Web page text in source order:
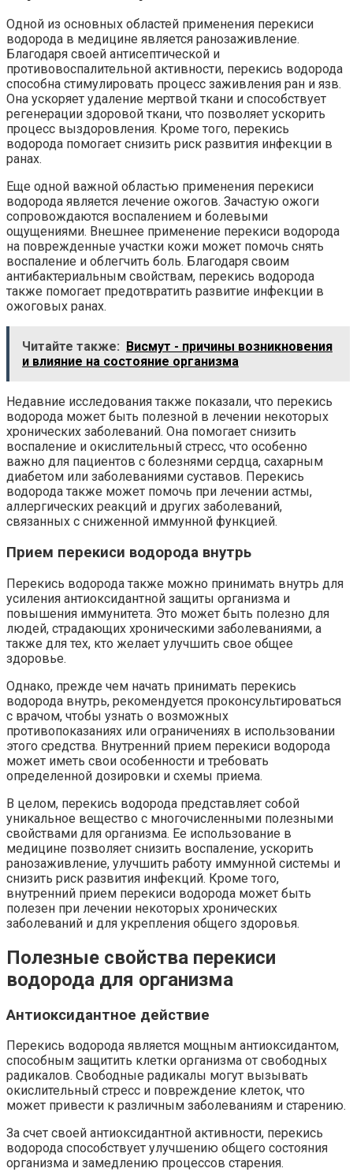
Одной из основных областей применения перекиси
водорода в медицине является ранозаживление.
Благодаря своей антисептической и
противовоспалительной активности, перекись водорода
способна стимулировать процесс заживления ран и язв.
Она ускоряет удаление мертвой ткани и способствует
регенерации здоровой ткани, что позволяет ускорить
процесс выздоровления. Кроме того, перекись
водорода помогает снизить риск развития инфекции в
ранах.
Еще одной важной областью применения перекиси
водорода является лечение ожогов. Зачастую ожоги
сопровождаются воспалением и болевыми
ощущениями. Внешнее применение перекиси водорода
на поврежденные участки кожи может помочь снять
воспаление и облегчить боль. Благодаря своим
антибактериальным свойствам, перекись водорода
также помогает предотвратить развитие инфекции в
ожоговых ранах.
Читайте также:
Висмут - причины возникновения
и влияние на состояние организма
Недавние исследования также показали, что перекись
водорода может быть полезной в лечении некоторых
хронических заболеваний. Она помогает снизить
воспаление и окислительный стресс, что особенно
важно для пациентов с болезнями сердца, сахарным
диабетом или заболеваниями суставов. Перекись
водорода также может помочь при лечении астмы,
аллергических реакций и других заболеваний,
связанных с сниженной иммунной функцией.
Прием перекиси водорода внутрь
Перекись водорода также можно принимать внутрь для
усиления антиоксидантной защиты организма и
повышения иммунитета. Это может быть полезно для
людей, страдающих хроническими заболеваниями, а
также для тех, кто желает улучшить свое общее
здоровье.
Однако, прежде чем начать принимать перекись
водорода внутрь, рекомендуется проконсультироваться
с врачом, чтобы узнать о возможных
противопоказаниях или ограничениях в использовании
этого средства. Внутренний прием перекиси водорода
может иметь свои особенности и требовать
определенной дозировки и схемы приема.
В целом, перекись водорода представляет собой
уникальное вещество с многочисленными полезными
свойствами для организма. Ее использование в
медицине позволяет снизить воспаление, ускорить
ранозаживление, улучшить работу иммунной системы и
снизить риск развития инфекций. Кроме того,
внутренний прием перекиси водорода может быть
полезен при лечении некоторых хронических
заболеваний и для укрепления общего здоровья.
Полезные свойства перекиси
водорода для организма
Антиоксидантное действие
Перекись водорода является мощным антиоксидантом,
способным защитить клетки организма от свободных
радикалов. Свободные радикалы могут вызывать
окислительный стресс и повреждение клеток, что
может привести к различным заболеваниям и старению.
За счет своей антиоксидантной активности, перекись
водорода способствует улучшению общего состояния
организма и замедлению процессов старения.